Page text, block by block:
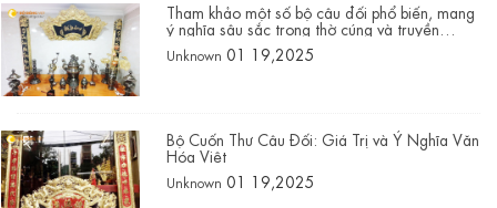
Tham khảo một số bộ câu đối phổ biến, mang
ý nghĩa sâu sắc trong thờ cúng và truyền
thống văn hóa Việt Nam
Unknown 01 19,2025
Bộ Cuốn Thư Câu Đối: Giá Trị và Ý Nghĩa Văn
Hóa Việt
Unknown 01 19,2025